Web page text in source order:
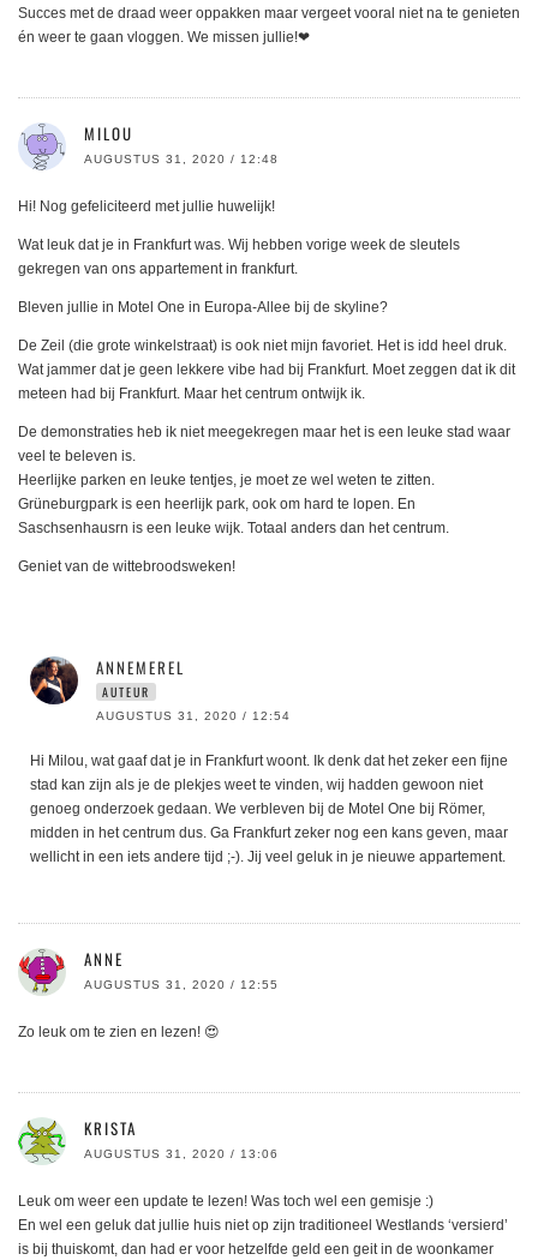
Succes met de draad weer oppakken maar vergeet vooral niet na te genieten
én weer te gaan vloggen. We missen jullie!❤
MILOU
AUGUSTUS 31, 2020 / 12:48
Hi! Nog gefeliciteerd met jullie huwelijk!
Wat leuk dat je in Frankfurt was. Wij hebben vorige week de sleutels
gekregen van ons appartement in frankfurt.
Bleven jullie in Motel One in Europa-Allee bij de skyline?
De Zeil (die grote winkelstraat) is ook niet mijn favoriet. Het is idd heel druk.
Wat jammer dat je geen lekkere vibe had bij Frankfurt. Moet zeggen dat ik dit
meteen had bij Frankfurt. Maar het centrum ontwijk ik.
De demonstraties heb ik niet meegekregen maar het is een leuke stad waar
veel te beleven is.
Heerlijke parken en leuke tentjes, je moet ze wel weten te zitten.
Grüneburgpark is een heerlijk park, ook om hard te lopen. En
Saschsenhausrn is een leuke wijk. Totaal anders dan het centrum.
Geniet van de wittebroodsweken!
ANNEMEREL
AUTEUR
AUGUSTUS 31, 2020 / 12:54
Hi Milou, wat gaaf dat je in Frankfurt woont. Ik denk dat het zeker een fijne
stad kan zijn als je de plekjes weet te vinden, wij hadden gewoon niet
genoeg onderzoek gedaan. We verbleven bij de Motel One bij Römer,
midden in het centrum dus. Ga Frankfurt zeker nog een kans geven, maar
wellicht in een iets andere tijd ;-). Jij veel geluk in je nieuwe appartement.
ANNE
AUGUSTUS 31, 2020 / 12:55
Zo leuk om te zien en lezen! 😍
KRISTA
AUGUSTUS 31, 2020 / 13:06
Leuk om weer een update te lezen! Was toch wel een gemisje :)
En wel een geluk dat jullie huis niet op zijn traditioneel Westlands ‘versierd’
is bij thuiskomt, dan had er voor hetzelfde geld een geit in de woonkamer